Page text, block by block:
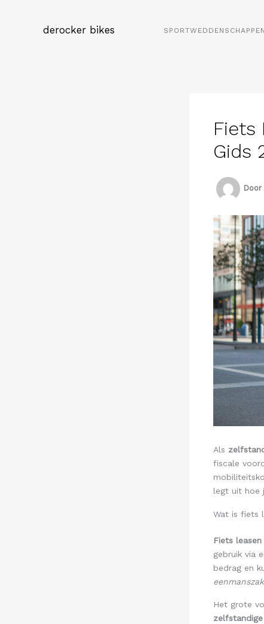
derocker bikes
Fiets
Gids
Door
Als
fiscale
legt uit hoe
Wat is fiets
Fiets
gebruik via
bedrag en
Het grote
zelfstandige